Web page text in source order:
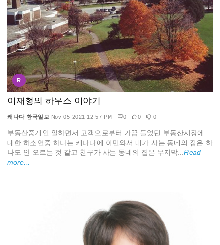
R
이재형의 하우스 이야기
캐나다 한국일보 Nov 05 2021 12:57 PM 0 0 0
부동산중개인 일하면서 고객으로부터 가끔 들었던 부동산시장에
대한 하소연중 하나는 캐나다에 이민와서 내가 사는 동네의 집은 하
나도 안 오르는 것 같고 친구가 사는 동네의 집은 무지막...Read
more...